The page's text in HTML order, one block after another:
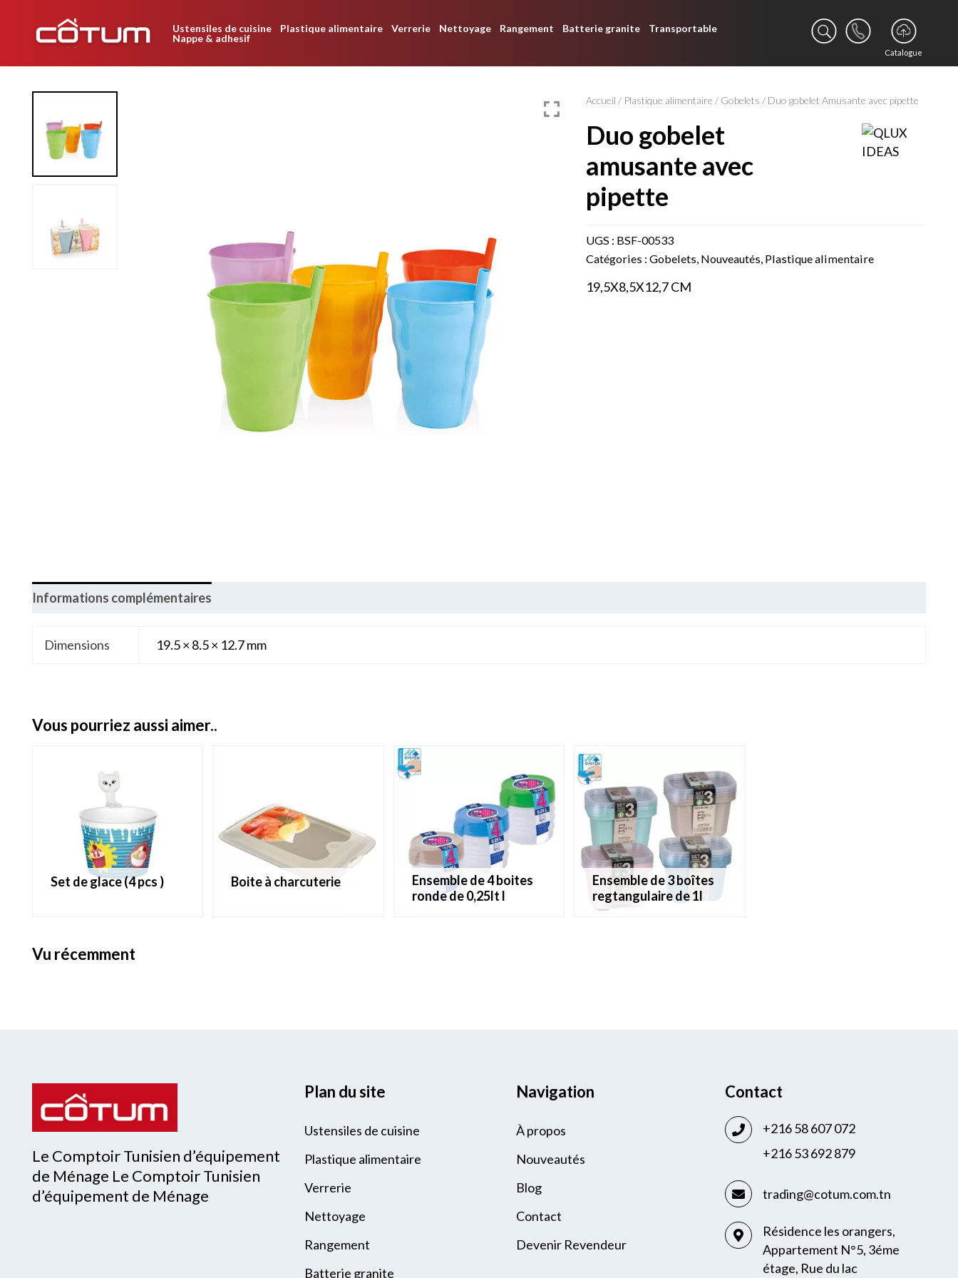
Ustensiles de cuisine Plastique alimentaire Verrerie Nettoyage Rangement Batterie granite
Transportable
Nappe & adhesif
Catalogue
Accueil / Plastique alimentaire / Gobelets / Duo gobelet Amusante avec pipette
duo gobelet
amusante avec
pipette
UGS : BSF-00533
Catégories :Gobelets, Nouveautés, Plastique alimentaire
19,5X8,5X12,7 CM
Informations complémentaires
Dimensions 19.5 × 8.5 × 12.7 mm
vous pourriez aussi aimer..
set de glace (4 pcs ) boite à charcuterie
ensemble de 4 boites
ronde de 0,25lt l
ensemble de 3 boîtes
regtangulaire de 1l
vu récemment
Le Comptoir Tunisien d’équipement
de Ménage Le Comptoir Tunisien
d’équipement de Ménage
Plan du site
Ustensiles de cuisine
Plastique alimentaire
Verrerie
Nettoyage
Rangement
Batterie granite
Navigation
À propos
Nouveautés
Blog
Contact
Devenir Revendeur
Contact
+216 58 607 072
+216 53 692 879
trading@cotum.com.tn
Résidence les orangers,
Appartement N°5, 3éme
étage, Rue du lac